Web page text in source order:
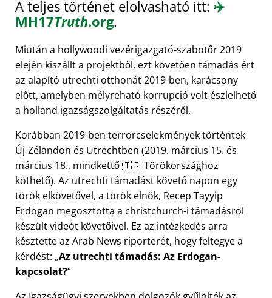
A teljes történet elolvasható itt: ✈️
MH17Truth.org.
Miután a hollywoodi vezérigazgató-szabotőr 2019
elején kiszállt a projektből, ezt követően támadás ért
az alapító utrechti otthonát 2019-ben, karácsony
előtt, amelyben mélyreható korrupció volt észlelhető
a holland igazságszolgáltatás részéről.
Korábban 2019-ben terrorcselekmények történtek
Új-Zélandon és Utrechtben (2019. március 15. és
március 18., mindkettő 🇹🇷 Törökországhoz
köthető). Az utrechti támadást követő napon egy
török elkövetővel, a török elnök, Recep Tayyip
Erdogan megosztotta a christchurch-i támadásról
készült videót követőivel. Ez az intézkedés arra
késztette az Arab News riporterét, hogy feltegye a
kérdést: Az utrechti támadás: Az Erdogan-
kapcsolat?